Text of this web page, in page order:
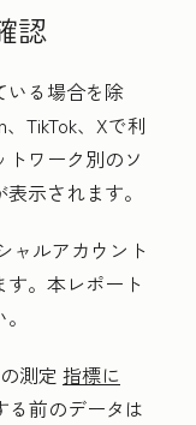
認
いる場合を除
TikTok、Xで利
ワーク別のソ
示されます。
ャルアカウント
。本レポート
測定 指標に
る前のデータは